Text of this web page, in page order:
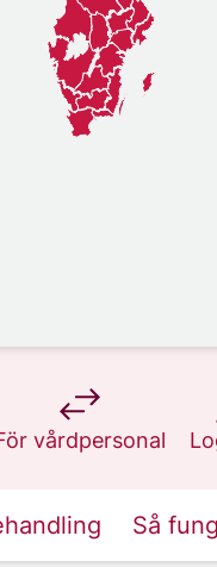
vårdpersonal
på 1177.se
på
Så